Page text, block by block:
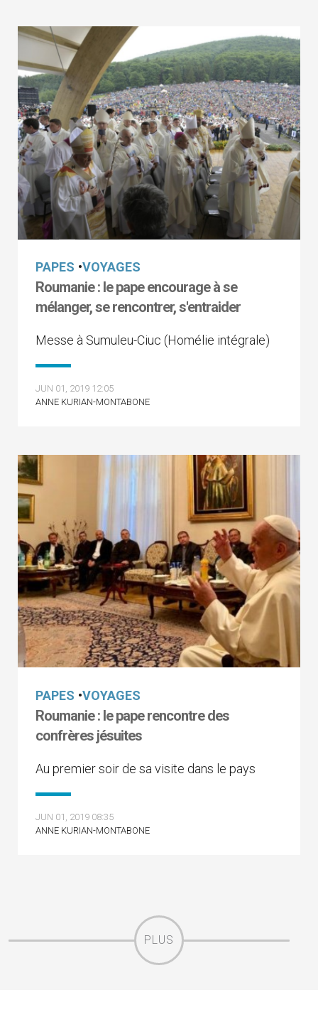
PAPES •VOYAGES
Roumanie : le pape encourage à se
mélanger, se rencontrer, s'entraider
Messe à Sumuleu-Ciuc (Homélie intégrale)
JUN 01, 2019 12:05
ANNE KURIAN-MONTABONE
PAPES •VOYAGES
Roumanie : le pape rencontre des
confrères jésuites
Au premier soir de sa visite dans le pays
JUN 01, 2019 08:35
ANNE KURIAN-MONTABONE
PLUS